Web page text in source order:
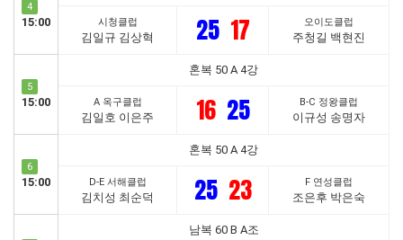
4
15:00 시청클럽
김일규 김상혁 25 17 오이도클럽
주청길 백현진
5
15:00
혼복 50 A 4강
A 옥구클럽
김일호 이은주 16 25 B-C 정왕클럽
이규성 송명자
6
15:00
혼복 50 A 4강
D-E 서해클럽
김치성 최순덕 25 23 F 연성클럽
조은후 박은숙
남복 60 B A조